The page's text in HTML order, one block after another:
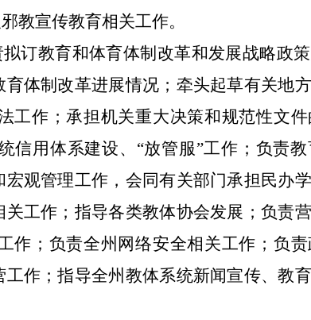
教宣传教育相关工作。
订教育和体育体制改革和发展战略政
体制改革进展情况；牵头起草有关地
工作；承担机关重大决策和规范性文
信用体系建设、 “放管服”工作；负责
观管理工作，会同有关部门承担民办
工作；指导各类教体协会发展；负责
作；负责全州网络安全相关工作；负
作；指导全州教体系统新闻宣传、教